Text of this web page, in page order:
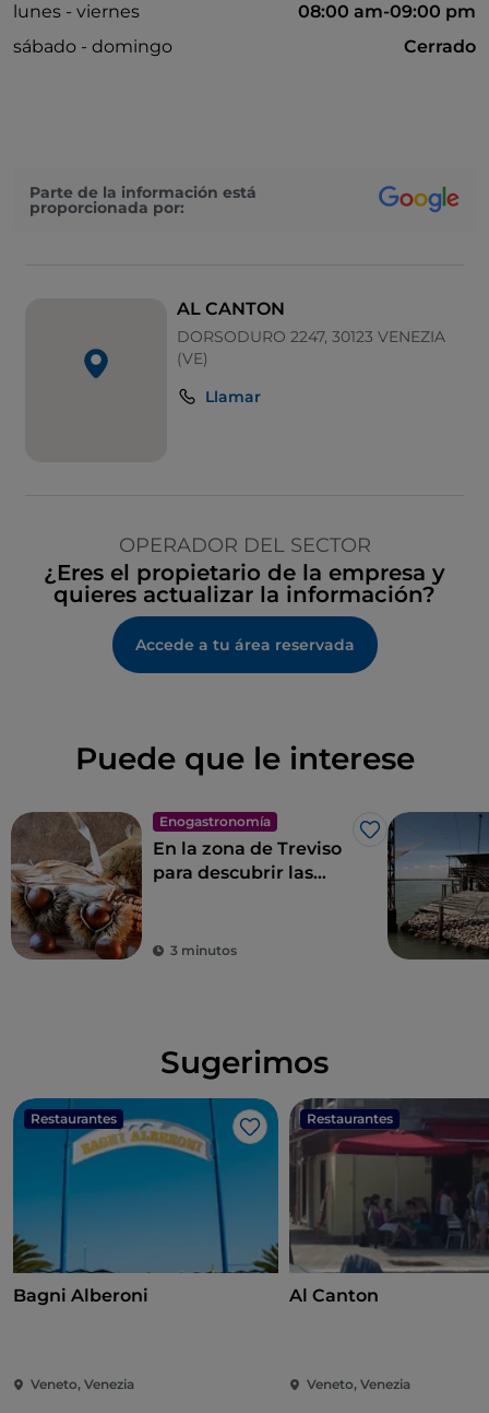
lunes - viernes
08:00 am-09:00 pm
sábado - domingo
Cerrado
Parte de la información está
proporcionada por:
AL CANTON
DORSODURO 2247, 30123 VENEZIA
(VE)
Llamar
OPERADOR DEL SECTOR
¿Eres el propietario de la empresa y
quieres actualizar la información?
Accede a tu área reservada
Puede que le interese
Enogastronomía
Me gusta
En la zona de Treviso
para descubrir las
más sabrosas
3 minutos
Sugerimos
Restaurantes
Me gusta
Bagni Alberoni
Veneto, Venezia
Restaurantes
Al Canton
Veneto, Venezia